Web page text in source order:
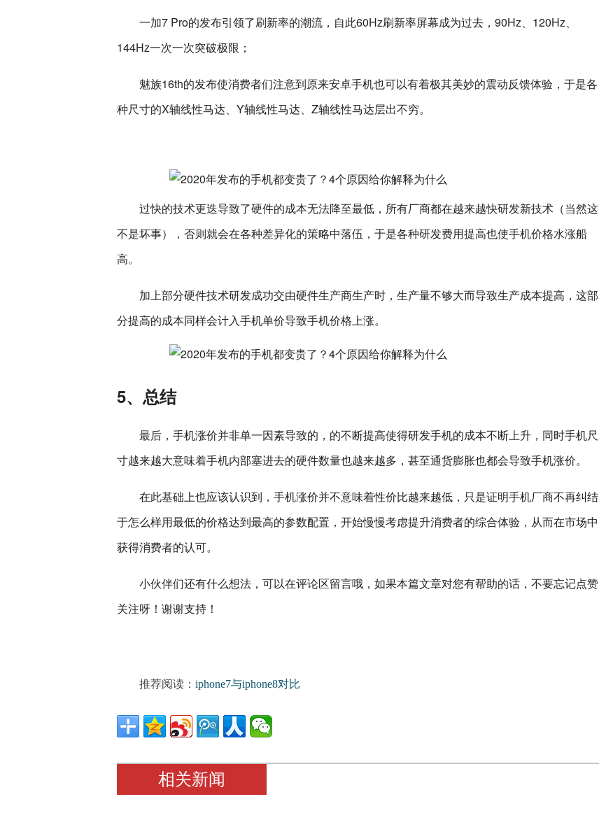
一加7 Pro的发布引领了刷新率的潮流，自此60Hz刷新率屏幕成为过去，90Hz、120Hz、
144Hz一次一次突破极限；
魅族16th的发布使消费者们注意到原来安卓手机也可以有着极其美妙的震动反馈体验，于是各
种尺寸的X轴线性马达、Y轴线性马达、Z轴线性马达层出不穷。
过快的技术更迭导致了硬件的成本无法降至最低，所有厂商都在越来越快研发新技术（当然这
不是坏事），否则就会在各种差异化的策略中落伍，于是各种研发费用提高也使手机价格水涨船
高。
加上部分硬件技术研发成功交由硬件生产商生产时，生产量不够大而导致生产成本提高，这部
分提高的成本同样会计入手机单价导致手机价格上涨。
5、总结
最后，手机涨价并非单一因素导致的，的不断提高使得研发手机的成本不断上升，同时手机尺
寸越来越大意味着手机内部塞进去的硬件数量也越来越多，甚至通货膨胀也都会导致手机涨价。
在此基础上也应该认识到，手机涨价并不意味着性价比越来越低，只是证明手机厂商不再纠结
于怎么样用最低的价格达到最高的参数配置，开始慢慢考虑提升消费者的综合体验，从而在市场中
获得消费者的认可。
小伙伴们还有什么想法，可以在评论区留言哦，如果本篇文章对您有帮助的话，不要忘记点赞
关注呀！谢谢支持！
推荐阅读： iphone7与iphone8对比
相关新闻